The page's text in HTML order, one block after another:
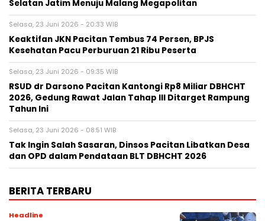
Selatan Jatim Menuju Malang Megapolitan
Selasa, 23 Juni 2026 - 20:33 WIB
Keaktifan JKN Pacitan Tembus 74 Persen, BPJS
Kesehatan Pacu Perburuan 21 Ribu Peserta
Selasa, 23 Juni 2026 - 09:35 WIB
RSUD dr Darsono Pacitan Kantongi Rp8 Miliar DBHCHT
2026, Gedung Rawat Jalan Tahap III Ditarget Rampung
Tahun Ini
Selasa, 23 Juni 2026 - 08:51 WIB
Tak Ingin Salah Sasaran, Dinsos Pacitan Libatkan Desa
dan OPD dalam Pendataan BLT DBHCHT 2026
BERITA TERBARU
Headline